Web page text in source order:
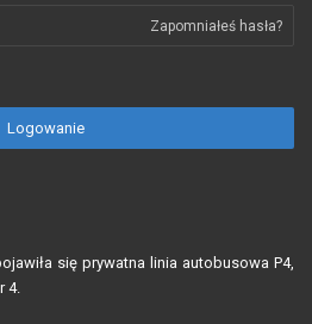
Zapomniałeś hasła?
Logowanie
się prywatna linia autobusowa P4,
4.